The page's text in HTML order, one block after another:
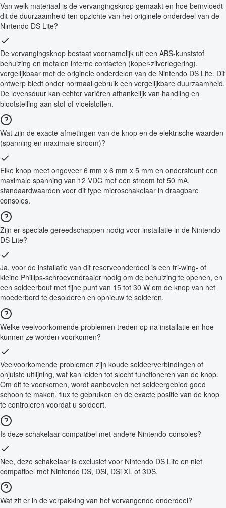
Van welk materiaal is de vervangingsknop gemaakt en hoe beïnvloedt
dit de duurzaamheid ten opzichte van het originele onderdeel van de
Nintendo DS Lite?
De vervangingsknop bestaat voornamelijk uit een ABS-kunststof
behuizing en metalen interne contacten (koper-zilverlegering),
vergelijkbaar met de originele onderdelen van de Nintendo DS Lite. Dit
ontwerp biedt onder normaal gebruik een vergelijkbare duurzaamheid.
De levensduur kan echter variëren afhankelijk van handling en
blootstelling aan stof of vloeistoffen.
Wat zijn de exacte afmetingen van de knop en de elektrische waarden
(spanning en maximale stroom)?
Elke knop meet ongeveer 6 mm x 6 mm x 5 mm en ondersteunt een
maximale spanning van 12 VDC met een stroom tot 50 mA,
standaardwaarden voor dit type microschakelaar in draagbare
consoles.
Zijn er speciale gereedschappen nodig voor installatie in de Nintendo
DS Lite?
Ja, voor de installatie van dit reserveonderdeel is een tri-wing- of
kleine Phillips-schroevendraaier nodig om de behuizing te openen, en
een soldeerbout met fijne punt van 15 tot 30 W om de knop van het
moederbord te desolderen en opnieuw te solderen.
Welke veelvoorkomende problemen treden op na installatie en hoe
kunnen ze worden voorkomen?
Veelvoorkomende problemen zijn koude soldeerverbindingen of
onjuiste uitlijning, wat kan leiden tot slecht functioneren van de knop.
Om dit te voorkomen, wordt aanbevolen het soldeergebied goed
schoon te maken, flux te gebruiken en de exacte positie van de knop
te controleren voordat u soldeert.
Is deze schakelaar compatibel met andere Nintendo-consoles?
Nee, deze schakelaar is exclusief voor Nintendo DS Lite en niet
compatibel met Nintendo DS, DSi, DSi XL of 3DS.
Wat zit er in de verpakking van het vervangende onderdeel?